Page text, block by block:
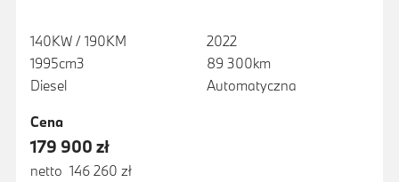
140KW / 190KM
1995cm3
Diesel
2022
89 300km
Automatyczna
Cena
179 900 zł
netto 146 260 zł